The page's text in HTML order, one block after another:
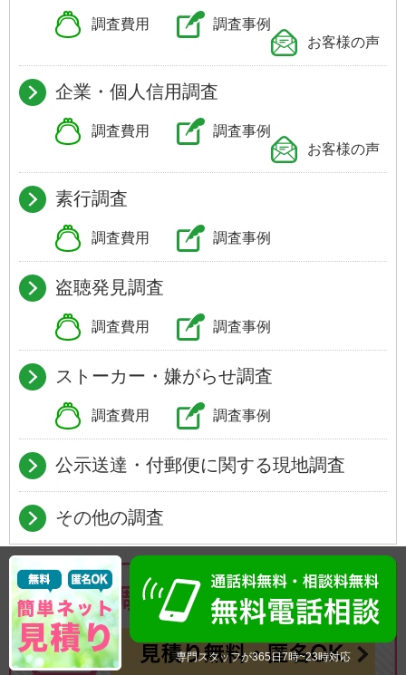
調査費用
調査事例
お客様の声
企業・個人信用調査
調査費用
調査事例
お客様の声
素行調査
調査費用 調査事例
盗聴発見調査
調査費用 調査事例
ストーカー・嫌がらせ調査
調査費用 調査事例
公示送達・付郵便に関する現地調査
その他の調査
専門スタッフが365日7時~23時対応